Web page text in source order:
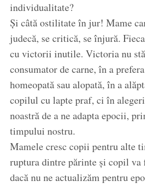
individualitate?
Și câtă ostilitate în jur! Mame
judecă, se critică, se înjură.
cu victorii inutile. Victoria nu
consumator de carne, în a
homeopată sau alopată, în a
copilul cu lapte praf, ci în
noastră de a ne adapta epocii,
timpului nostru.
Mamele cresc copii pentru alte
ruptura dintre părinte și copil va
dacă nu ne actualizăm pentru